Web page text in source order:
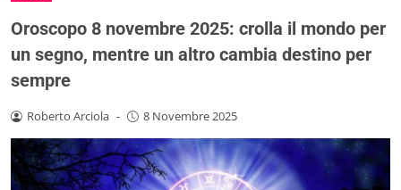
Oroscopo 8 novembre 2025: crolla il mondo per
un segno, mentre un altro cambia destino per
sempre
Roberto Arciola - 8 Novembre 2025